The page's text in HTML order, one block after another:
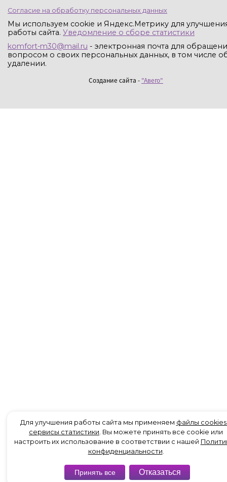
Согласие на обработку персональных данных
Мы используем cookie и Яндекс.Метрику для
работы сайта. Уведомление о сборе статистики
komfort-m30@mail.ru - электронная почта для
вопросом о своих персональных данных, в том числе
удалении.
Создание сайта - "Авего"
Для улучшения работы сайта мы применяем файлы cookies
сервисы статистики. Вы можете принять все cookie или
настроить их использование в соответствии с нашей
конфиденциальности.
Принять все Отказаться